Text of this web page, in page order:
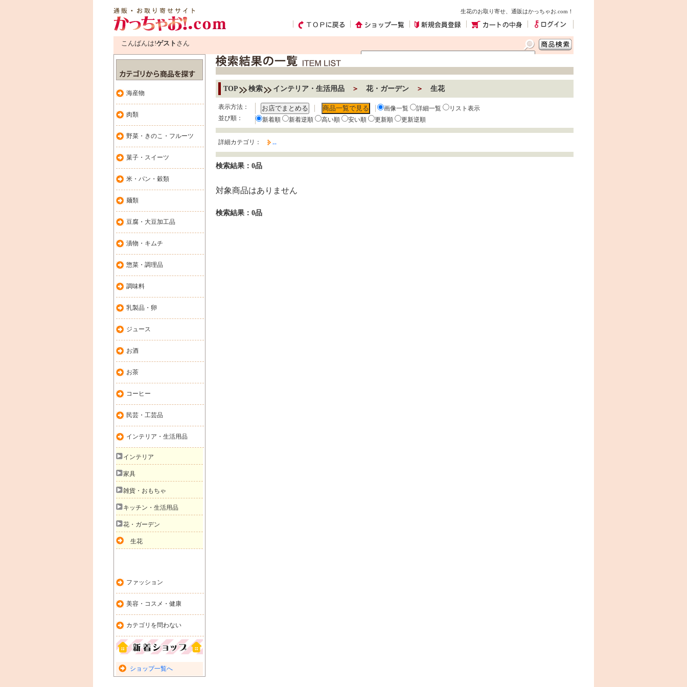
生花のお取り寄せ、通販はかっちゃお.com！
こんばんは!ゲスト さん
海産物
肉類
野菜・きのこ・フルーツ
菓子・スイーツ
米・パン・穀類
麺類
豆腐・大豆加工品
漬物・キムチ
惣菜・調理品
調味料
乳製品・卵
ジュース
お酒
お茶
コーヒー
民芸・工芸品
インテリア・生活用品
インテリア
家具
雑貨・おもちゃ
キッチン・生活用品
花・ガーデン
生花
ファッション
美容・コスメ・健康
カテゴリを問わない
ショップ一覧へ
TOP 検索 インテリア・生活用品 ＞ 花・ガーデン ＞ 生花
表示方法： お店でまとめる 商品一覧で見る 画像一覧 詳細一覧
リスト表示
並び順：
新着順 新着逆順 高い順 安い順 更新順 更新逆順
詳細カテゴリ： --
検索結果：0品
対象商品はありません
検索結果：0品